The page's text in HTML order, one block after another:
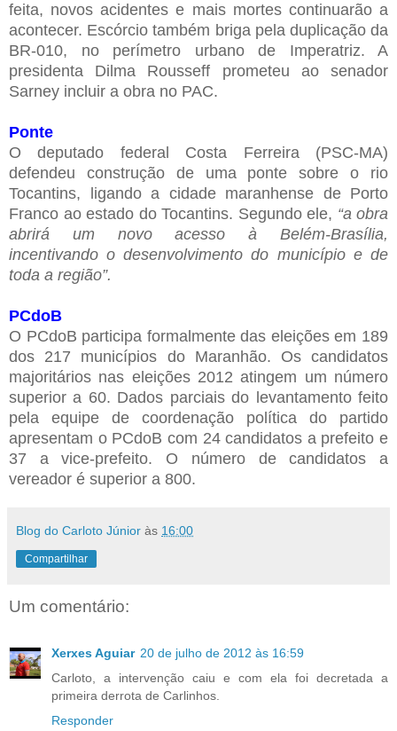
feita, novos acidentes e mais mortes continuarão a
acontecer. Escórcio também briga pela duplicação da
BR-010, no perímetro urbano de Imperatriz. A
presidenta Dilma Rousseff prometeu ao senador
Sarney incluir a obra no PAC.
Ponte
O deputado federal Costa Ferreira (PSC-MA)
defendeu construção de uma ponte sobre o rio
Tocantins, ligando a cidade maranhense de Porto
Franco ao estado do Tocantins. Segundo ele, “a obra
abrirá um novo acesso à Belém-Brasília,
incentivando o desenvolvimento do município e de
toda a região”.
PCdoB
O PCdoB participa formalmente das eleições em 189
dos 217 municípios do Maranhão. Os candidatos
majoritários nas eleições 2012 atingem um número
superior a 60. Dados parciais do levantamento feito
pela equipe de coordenação política do partido
apresentam o PCdoB com 24 candidatos a prefeito e
37 a vice-prefeito. O número de candidatos a
vereador é superior a 800.
Blog do Carloto Júnior às 16:00
Compartilhar
Um comentário:
Xerxes Aguiar 20 de julho de 2012 às 16:59
Carloto, a intervenção caiu e com ela foi decretada a
primeira derrota de Carlinhos.
Responder